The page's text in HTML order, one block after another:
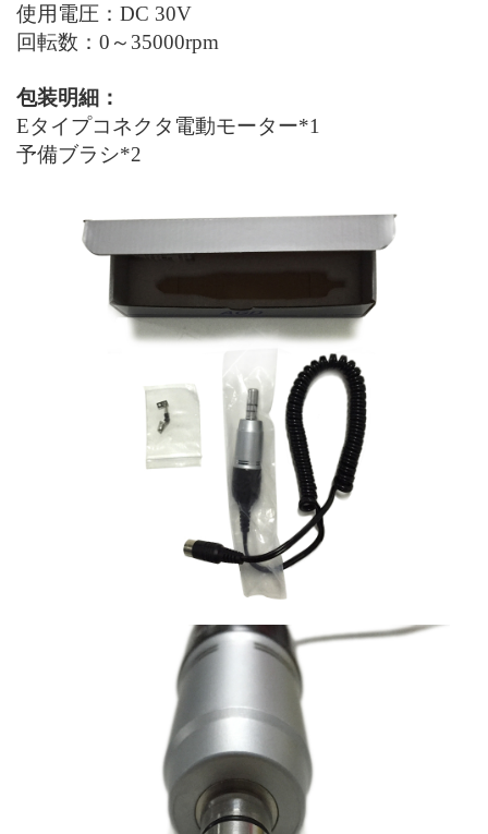
使用電圧：DC 30V
回転数：0～35000rpm
包装明細：
Eタイプコネクタ電動モーター*1
予備ブラシ*2